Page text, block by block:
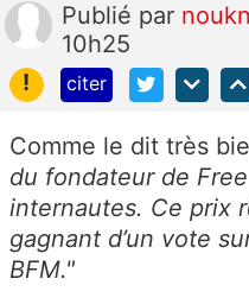
Publié par
10h25
!
citer
Comme le dit très
du fondateur de
internautes. Ce prix
gagnant d’un vote
BFM."